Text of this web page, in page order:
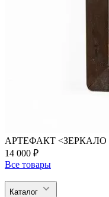
АРТЕФАКТ <ЗЕРКАЛО
14 000 ₽
Все товары
Каталог